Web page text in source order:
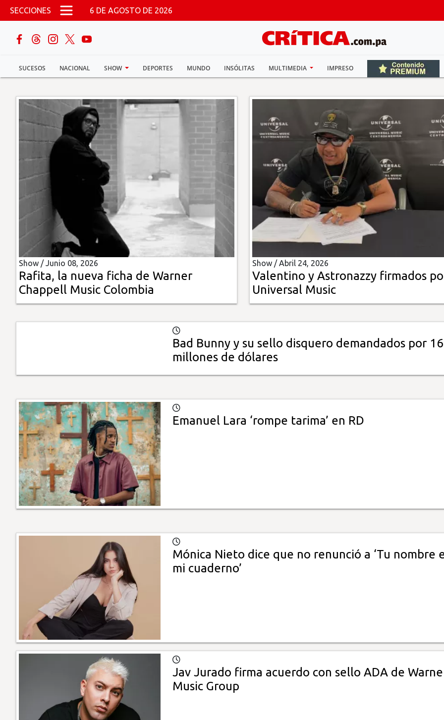
Pasar al contenido principal
SECCIONES 6 DE AGOSTO DE 2026
SUCESOS NACIONAL SHOW DEPORTES MUNDO INSÓLITAS MULTIMEDIA IMPRESO
buscar
Sucesos
Nacional
Política
Deportes
Mundo
Insólitas
Multimedia
Impreso
Show /Junio 08, 2026
Rafita, la nueva ficha de Warner
Chappell Music Colombia
Show /Abril 24, 2026
Valentino y Astronazzy firmados
Universal Music
Bad Bunny y su sello disquero demandados por 16
millones de dólares
Emanuel Lara ‘rompe tarima’ en RD
Mónica Nieto dice que no renunció a ‘Tu nombre
mi cuaderno’
Jav Jurado firma acuerdo con sello ADA de
Music Group